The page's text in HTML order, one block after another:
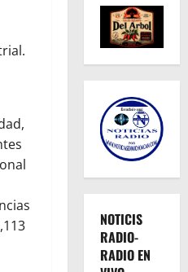
NOTICIS
RADIO-
RADIO EN